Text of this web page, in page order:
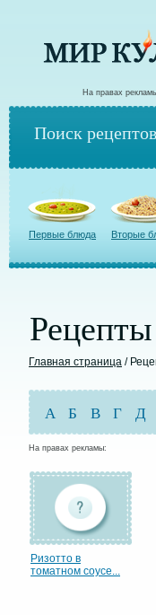
На правах
Поиск рецептов
Первые блюда Вторые
Рецепты
Главная страница /
А Б В Г Д
На правах рекламы:
Ризотто в
томатном соусе...